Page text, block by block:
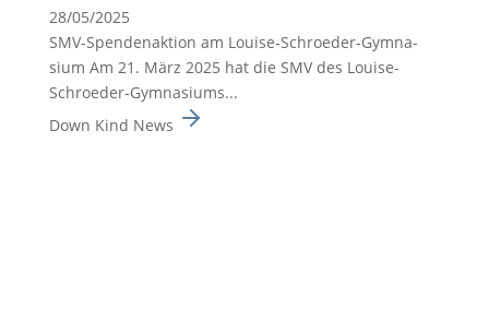
28/05/2025
SMV-Spenden­ak­tion am Louise-Schroeder-Gymna­
sium Am 21. März 2025 hat die SMV des Louise-
Schroeder-Gymna­siums...
Down Kind News